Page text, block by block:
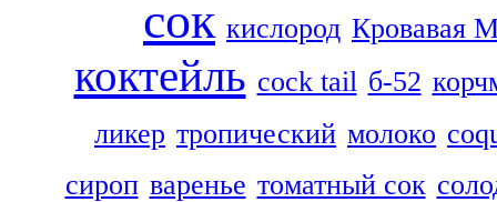
сок кислород Кровавая
коктейль cock tail б-52
ликер тропический молоко
сироп варенье томатный сок